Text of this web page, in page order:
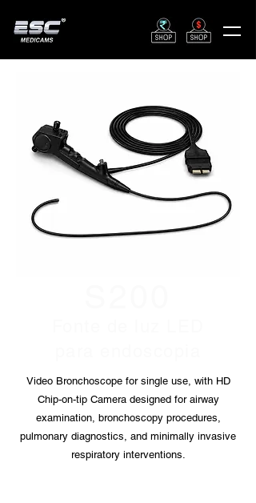
Video Bronchoscope for single use, with HD
Chip-on-tip Camera designed for airway
examination, bronchoscopy procedures,
pulmonary diagnostics, and minimally invasive
respiratory interventions.